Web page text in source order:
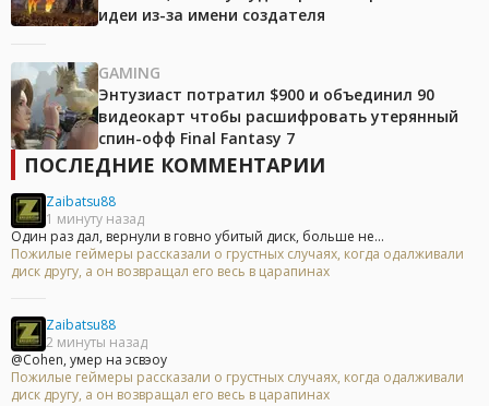
идеи из-за имени создателя
GAMING
Энтузиаст потратил $900 и объединил 90
видеокарт чтобы расшифровать утерянный
спин-офф Final Fantasy 7
ПОСЛЕДНИЕ КОММЕНТАРИИ
Zaibatsu88
1 минуту назад
Один раз дал, вернули в говно убитый диск, больше не...
Пожилые геймеры рассказали о грустных случаях, когда одалживали
диск другу, а он возвращал его весь в царапинах
Zaibatsu88
2 минуты назад
@Cohen, умер на эсвэоу
Пожилые геймеры рассказали о грустных случаях, когда одалживали
диск другу, а он возвращал его весь в царапинах